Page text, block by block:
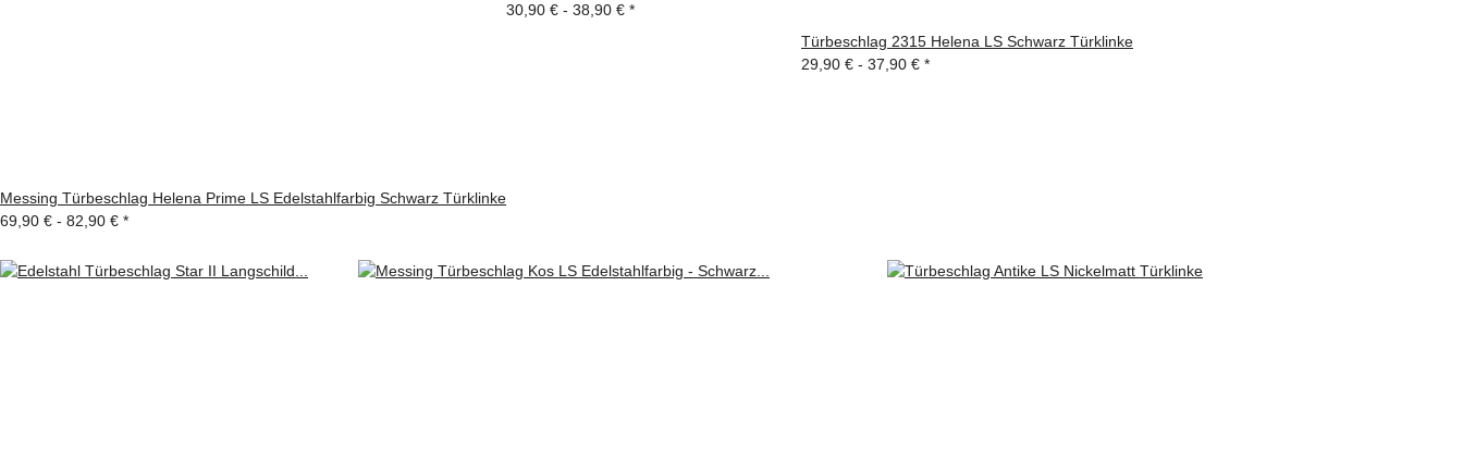
Messing Türbeschlag Helena Prime LS Edelstahlfarbig Schwarz Türklinke
69,90 € - 82,90 € *
30,90 € - 38,90 € *
Türbeschlag 2315 Helena LS Schwarz Türklinke
29,90 € - 37,90 € *